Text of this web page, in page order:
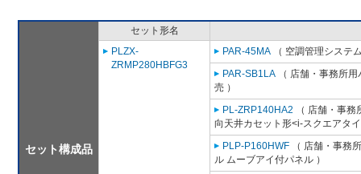
セット構成品
セット形名
PLZX-
ZRMP280HBFG3
PAR-45MA （ 空調管理システ
PAR-SB1LA （ 店舗・事務所
売 ）
PL-ZRP140HA2 （ 店舗・事
向天井カセット形<i-スクエアタ
PLP-P160HWF （ 店舗・事務
ル ムーブアイ付パネル ）